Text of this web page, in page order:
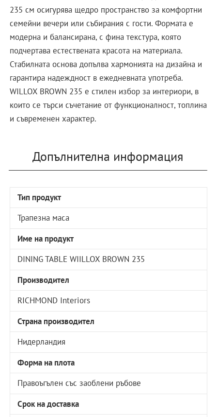
235 см осигурява щедро пространство за комфортни
семейни вечери или събирания с гости. Формата е
модерна и балансирана, с фина текстура, която
подчертава естествената красота на материала.
Стабилната основа допълва хармонията на дизайна и
гарантира надеждност в ежедневната употреба.
WILLOX BROWN 235 е стилен избор за интериори, в
които се търси съчетание от функционалност, топлина
и съвременен характер.
Допълнителна информация
Тип продукт
Трапезна маса
Име на продукт
DINING TABLE WIILLOX BROWN 235
Производител
RICHMOND Interiors
Страна производител
Нидерландия
Форма на плота
Правоъгълен със заоблени ръбове
Срок на доставка